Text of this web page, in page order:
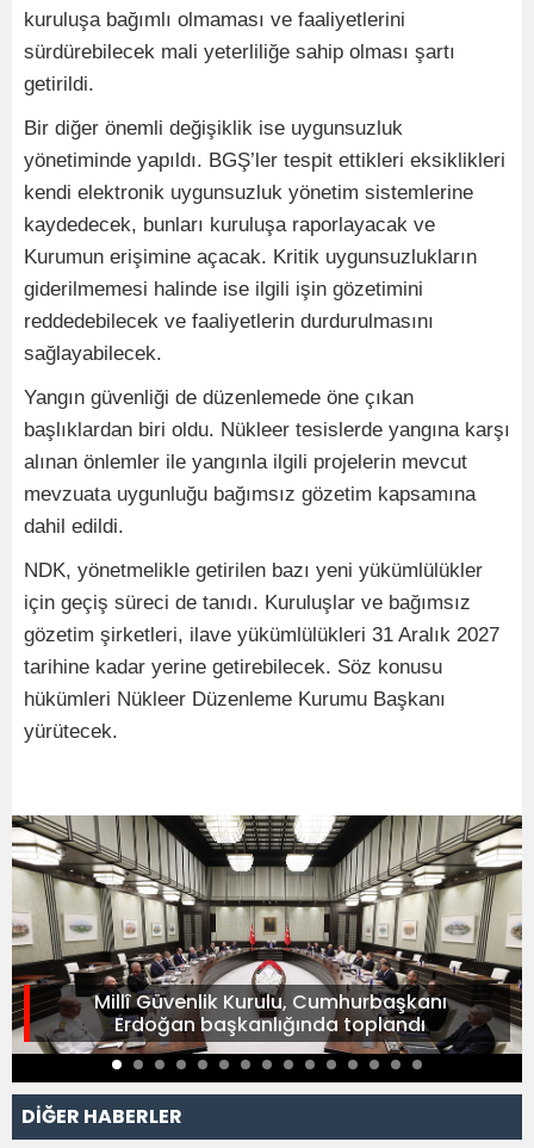
kuruluşa bağımlı olmaması ve faaliyetlerini
sürdürebilecek mali yeterliliğe sahip olması şartı
getirildi.
Bir diğer önemli değişiklik ise uygunsuzluk
yönetiminde yapıldı. BGŞ’ler tespit ettikleri eksiklikleri
kendi elektronik uygunsuzluk yönetim sistemlerine
kaydedecek, bunları kuruluşa raporlayacak ve
Kurumun erişimine açacak. Kritik uygunsuzlukların
giderilmemesi halinde ise ilgili işin gözetimini
reddedebilecek ve faaliyetlerin durdurulmasını
sağlayabilecek.
Yangın güvenliği de düzenlemede öne çıkan
başlıklardan biri oldu. Nükleer tesislerde yangına karşı
alınan önlemler ile yangınla ilgili projelerin mevcut
mevzuata uygunluğu bağımsız gözetim kapsamına
dahil edildi.
NDK, yönetmelikle getirilen bazı yeni yükümlülükler
için geçiş süreci de tanıdı. Kuruluşlar ve bağımsız
gözetim şirketleri, ilave yükümlülükleri 31 Aralık 2027
tarihine kadar yerine getirebilecek. Söz konusu
hükümleri Nükleer Düzenleme Kurumu Başkanı
yürütecek.
Millî Güvenlik Kurulu, Cumhurbaşkanı
Erdoğan başkanlığında toplandı
DİĞER HABERLER